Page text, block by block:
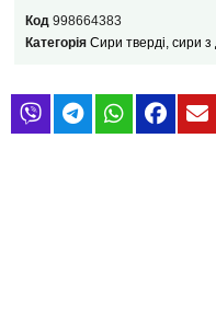
Код 998664383
Категорія Сири тверді, сири з